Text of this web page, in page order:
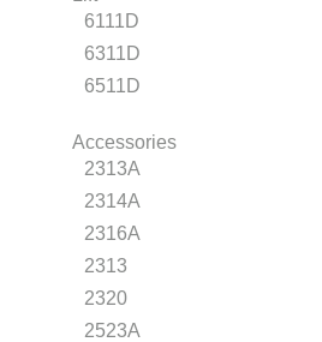
6111D
6311D
6511D
Accessories
2313A
2314A
2316A
2313
2320
2523A